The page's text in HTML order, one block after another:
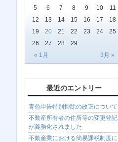
« 1月 3月 »
5
6 7 8 9 10
11
12
13 14 15 16 17
18
19
20 21 22 23 24
25
26
27 28 29
最近のエントリー
青色申告特別控除の改正について
不動産所有者の住所等の変更登記
が義務化されました
不動産業における簡易課税制度に